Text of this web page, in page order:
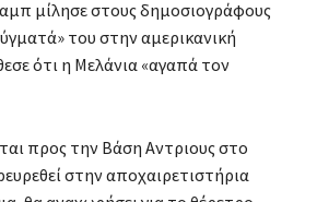
μίλησε στους δημοσιογράφους
του στην αμερικανική
ότι η Μελάνια «αγαπά τον
προς την Βάση Αντριους στο
στην αποχαιρετιστήρια